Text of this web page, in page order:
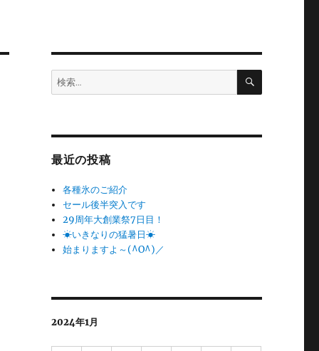
検
索:
検
最近の投稿
各種氷のご紹介
セール後半突入です
29周年大創業祭7日目！
☀いきなりの猛暑日☀
始まりますよ～(^O^)／
2024年1月